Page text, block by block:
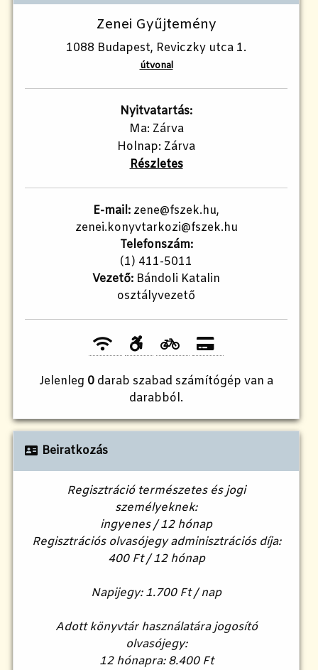
Zenei Gyűjtemény
1088 Budapest, Reviczky utca 1.
útvonal
Nyitvatartás:
Ma: Zárva
Holnap: Zárva
Részletes
E-mail: zene@fszek.hu,
zenei.konyvtarkozi@fszek.hu
Telefonszám:
(1) 411-5011
Vezető: Bándoli Katalin
osztályvezető
Jelenleg 0 darab szabad számítógép van a
darabból.
Beiratkozás
Regisztráció természetes és jogi
személyeknek:
ingyenes / 12 hónap
Regisztrációs olvasójegy adminisztrációs díja:
400 Ft / 12 hónap
Napijegy: 1.700 Ft / nap
Adott könyvtár használatára jogosító
olvasójegy:
12 hónapra: 8.400 Ft